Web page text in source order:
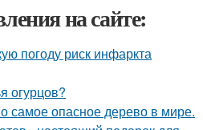
на сайте:
погоду риск инфаркта
огурцов?
самое опасное дерево в мире.